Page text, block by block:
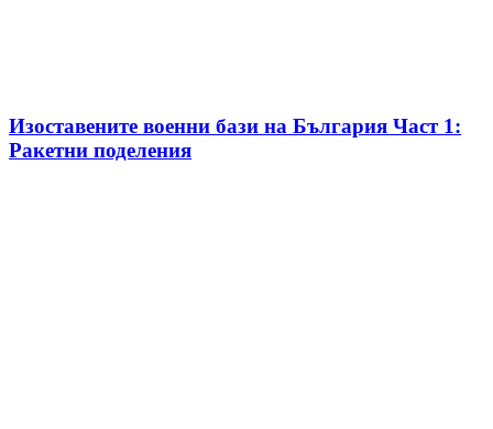
Изоставените военни бази на България Част 1:
Ракетни поделения